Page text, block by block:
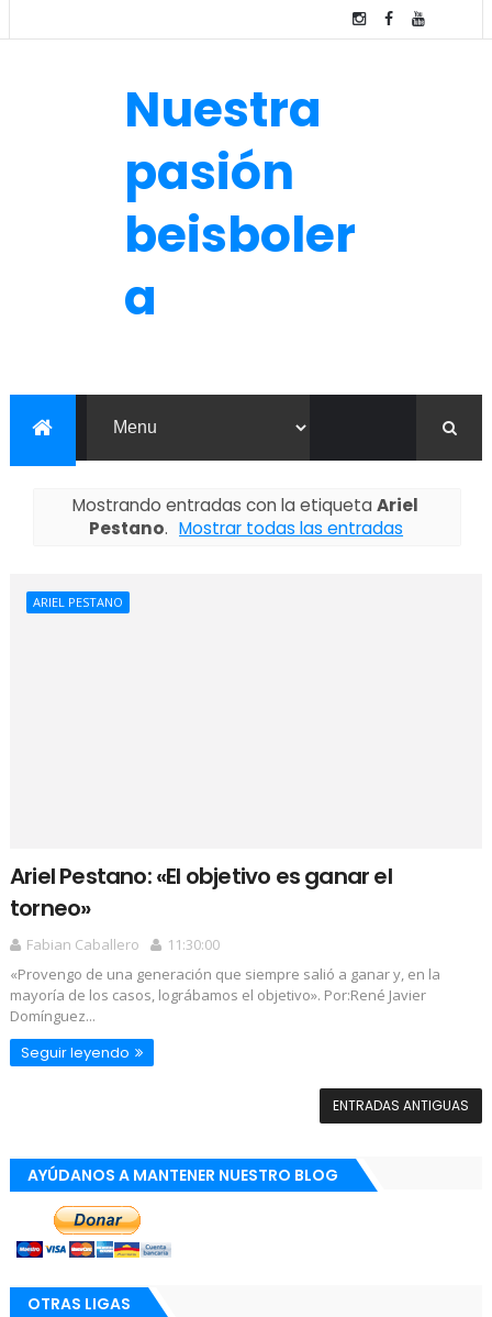
Nuestra
pasión
beisboler
a
Mostrando entradas con la etiquetaAriel
Pestano. Mostrar todas las entradas
ARIEL PESTANO
Ariel Pestano: «El objetivo es ganar el
torneo»
Fabian Caballero
11:30:00
«Provengo de una generación que siempre salió a ganar y, en la
mayoría de los casos, lográbamos el objetivo». Por:René Javier
Domínguez...
Seguir leyendo
ENTRADAS ANTIGUAS
AYÚDANOS A MANTENER NUESTRO BLOG
OTRAS LIGAS